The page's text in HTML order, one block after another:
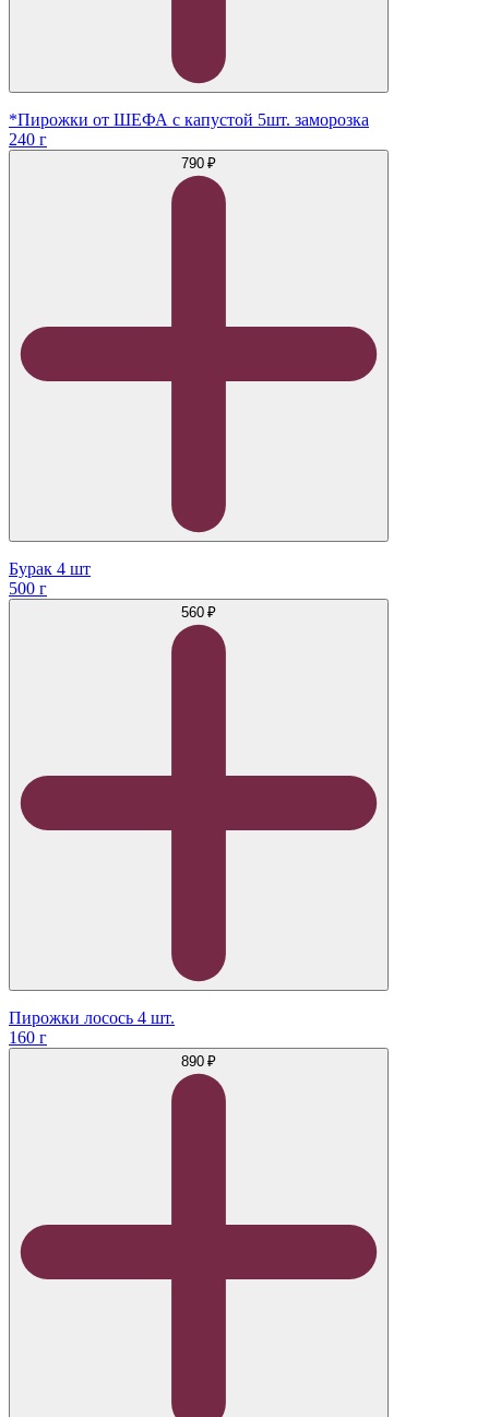
*Пирожки от ШЕФА с капустой 5шт. заморозка
240 г
790 ₽
Бурак 4 шт
500 г
560 ₽
Пирожки лосось 4 шт.
160 г
890 ₽